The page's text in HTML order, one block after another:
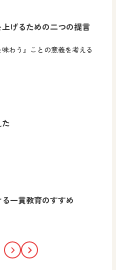
げるための二つの提言
わう』ことの意義を考える
一貫教育のすすめ